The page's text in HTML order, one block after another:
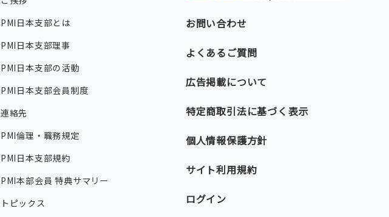
PMI日本支部とは
PMI日本支部理事
PMI日本支部の活動
PMI日本支部会員制度
連絡先
PMI倫理・職務規定
PMI日本支部規約
PMI本部会員 特典サマリー
トピックス
お問い合わせ
よくあるご質問
広告掲載について
特定商取引法に基づく表示
個人情報保護方針
サイト利用規約
ログイン